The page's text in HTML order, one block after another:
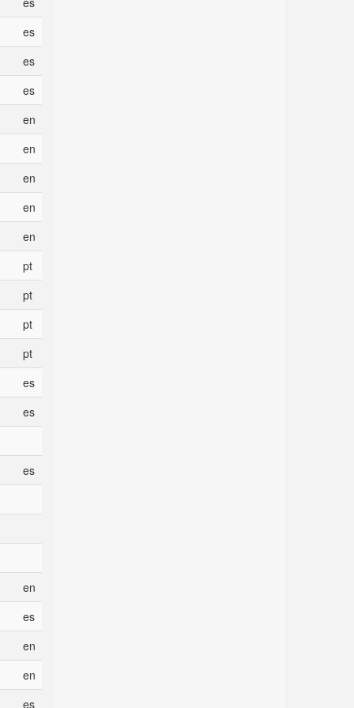
es
es
es
en
en
en
en
en
pt
pt
pt
pt
es
es
es
en
es
en
en
es